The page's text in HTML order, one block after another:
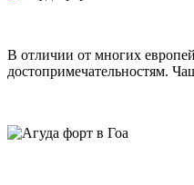
В отличии от многих
достопримечательностям.